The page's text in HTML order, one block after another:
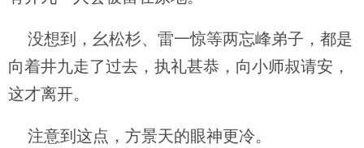
没想到，幺松杉、雷一惊等两忘峰弟子，都是
向着井九走了过去，执礼甚恭，向小师叔请安，
这才离开。
注意到这点，方景天的眼神更冷。